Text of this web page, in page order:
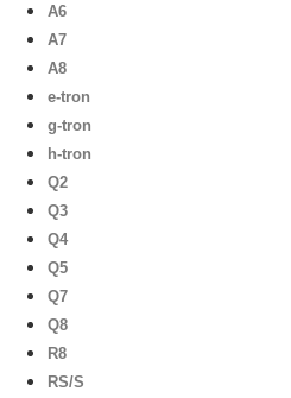
A6
A7
A8
e-tron
g-tron
h-tron
Q2
Q3
Q4
Q5
Q7
Q8
R8
RS/S